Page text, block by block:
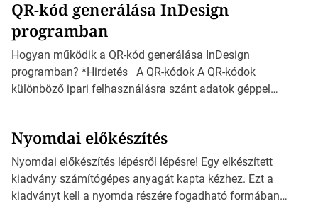
mutatja az A4-es papírlaphoz viszonyítva. Az amerikai és
észak-amerikai boríték méretére az ISO 216 nem
vonatkozik. Boríték méretének táblázata C0-tól […]
QR-kód generálása InDesign
programban
Hogyan működik a QR-kód generálása InDesign
programban? *Hirdetés A QR-kódok A QR-kódok
különböző ipari felhasználásra szánt adatok géppel
okostelefonjára telepíthet egy QR-kód-leolvasó
alkalmazást, ami leolvasni és dekódolni képes az URL-
információt és átirányítja a telefon böngészőjét a cég
weblapjára. A QR-kód beolvasása után a felhasználó
Nyomdai előkészítés
Nyomdai előkészítés lépésről lépésre! Egy elkészített
kiadvány számítógépes anyagát kapta kézhez. Ezt a
kiadványt kell a nyomda részére fogadható formában